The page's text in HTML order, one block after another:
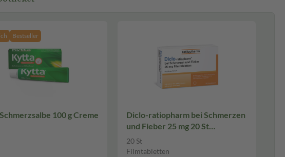
Bestseller
100 g Creme
Diclo-ratiopharm bei Schmerzen
und Fieber 25 mg 20 St
Filmtabletten
20 St
Filmtabletten